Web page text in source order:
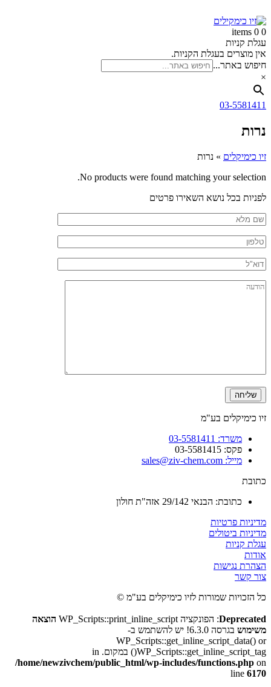
לתוכן
כימקילים
0
0 items
עגלת קניות
אין מוצרים בעגלת הקניות.
חיפוש באתר...
×
03-5581411
נרות
זיו כימיקלים » נרות
No products were found matching your selection.
חזרה
העמוד
לפניות בכל נושא השאירו פרטים
שם
מלא
טלפון
דוא"ל
הודעה
זיו כימיקלים בע"מ
משרד: 03-5581411
פקס: 03-5581415
מייל: sales@ziv-chem.com
כתובת
כתובת: הבנאי 29/142 אזה"ת חולון
מדיניות פרטיות
מדיניות ביטולים
עגלת קניות
אודות
הצהרת נגישות
צור קשר
כל הזכויות שמורות לזיו כימיקלים בע"מ ©
Deprecated: הפונקציה WP_Scripts::print_inline_script
הוצאה
משימוש
בגרסה 6.3.0! יש להשתמש ב-
WP_Scripts::get_inline_script_data() or
WP_Scripts::get_inline_script_tag() במקום. in
/home/newzivchem/public_html/wp-includes/functions.php on
line 6170